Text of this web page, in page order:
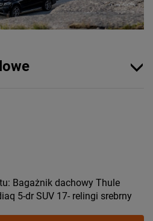
Bagażnik dachowy Thule
5-dr SUV 17- relingi srebrny